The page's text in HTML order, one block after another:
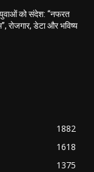
युवाओं को संदेश: “नफरत
रोजगार, डेटा और भविष्य
1882
1618
1375